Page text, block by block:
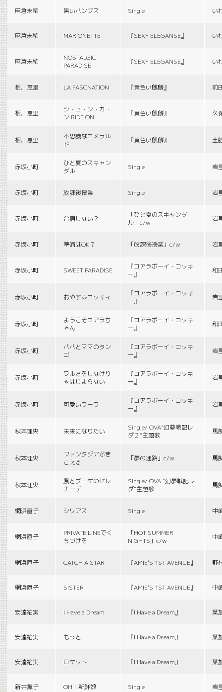
麻倉未稀 黒いパンプス Single い
麻倉未稀 MARIONETTE 『SEXY ELEGANSE』 い
麻倉未稀
NOSTALGIC
PARADISE
『SEXY ELEGANSE』 い
相川恵里 LA FASCNATION 『黄色い麒麟』 前
相川恵里
シ・ュ・ン・カ・
ン RIDE ON
『黄色い麒麟』 久
相川恵里
不思議なエメラル
ド
『黄色い麒麟』 土
赤坂小町
ひと夏のスキャン
ダル
Single 岩
赤坂小町 放課後授業 Single 岩
赤坂小町 合宿しない？
「ひと夏のスキャンダ
ル」c/w
岩
赤坂小町 準備はOK？ 「放課後授業」c/w 岩
赤坂小町 SWEET PARADISE
『コアラボーイ・コッキ
ー』
和
赤坂小町 おやすみコッキィ
『コアラボーイ・コッキ
ー』
岩
赤坂小町
ようこそコアラち
ゃん
『コアラボーイ・コッキ
ー』
和
赤坂小町
パパとママのタン
ゴ
『コアラボーイ・コッキ
ー』
岩
赤坂小町
ワルさをしなけり
ゃはじまらない
『コアラボーイ・コッキ
ー』
岩
赤坂小町 可愛いラーラ
『コアラボーイ・コッキ
ー』
岩
秋本理央 未来になりたい
Single/ OVA“幻夢戦記レ
ダ２”主題歌
馬
秋本理央
ファンタジアがき
こえる
「夢の迷路」c/w 馬
秋本理央
風とブーケのセレ
ナーデ
Single/ OVA “幻夢戦記レ
ダ”主題歌
馬
網浜直子 シリアス Single 中
網浜直子
PRIVATE LINEでく
ちづけを
「HOT SUMMER
NIGHTS」c/w
中
網浜直子 CATCH A STAR 『AMIE'S 1ST AVENUE』 野
網浜直子 SISTER 『AMIE'S 1ST AVENUE』 中
安達祐実 I Have a Dream 『I Have a Dream』 葉
安達祐実 もっと 『I Have a Dream』 葉
安達祐実 ロケット 『I Have a Dream』 葉
新井薫子 OH！新鮮娘 Single 岩